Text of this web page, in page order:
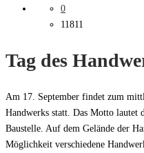
0
11811
Tag des
Am 17. September findet zum
Handwerks statt. Das Motto lautet
Baustelle. Auf dem Gelände der
Möglichkeit verschiedene